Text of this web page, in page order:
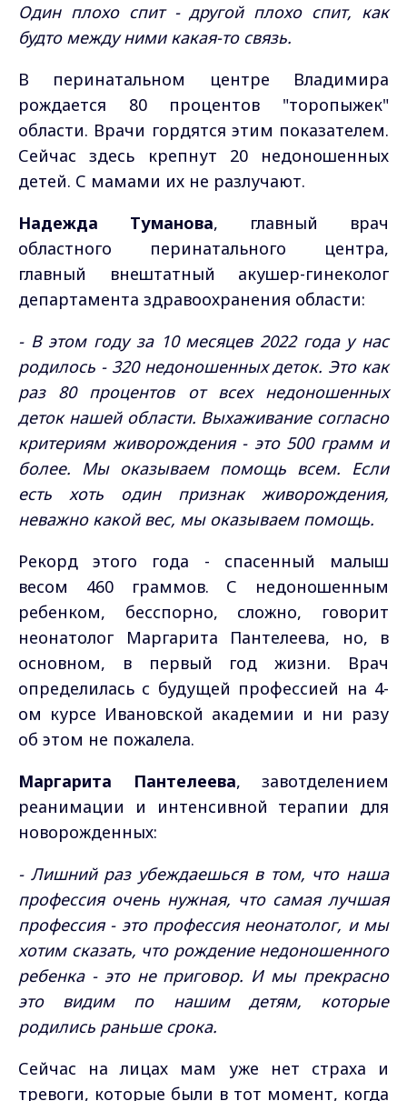
Один плохо спит - другой плохо спит, как
будто между ними какая-то связь.
В перинатальном центре Владимира
рождается 80 процентов "торопыжек"
области. Врачи гордятся этим показателем.
Сейчас здесь крепнут 20 недоношенных
детей. С мамами их не разлучают.
Надежда Туманова, главный врач
областного перинатального центра,
главный внештатный акушер-гинеколог
департамента здравоохранения области:
- В этом году за 10 месяцев 2022 года у нас
родилось - 320 недоношенных деток. Это как
раз 80 процентов от всех недоношенных
деток нашей области. Выхаживание согласно
критериям живорождения - это 500 грамм и
более. Мы оказываем помощь всем. Если
есть хоть один признак живорождения,
неважно какой вес, мы оказываем помощь.
Рекорд этого года - спасенный малыш
весом 460 граммов. С недоношенным
ребенком, бесспорно, сложно, говорит
неонатолог Маргарита Пантелеева, но, в
основном, в первый год жизни. Врач
определилась с будущей профессией на 4-
ом курсе Ивановской академии и ни разу
об этом не пожалела.
Маргарита Пантелеева, завотделением
реанимации и интенсивной терапии для
новорожденных:
- Лишний раз убеждаешься в том, что наша
профессия очень нужная, что самая лучшая
профессия - это профессия неонатолог, и мы
хотим сказать, что рождение недоношенного
ребенка - это не приговор. И мы прекрасно
это видим по нашим детям, которые
родились раньше срока.
Сейчас на лицах мам уже нет страха и
тревоги, которые были в тот момент, когда